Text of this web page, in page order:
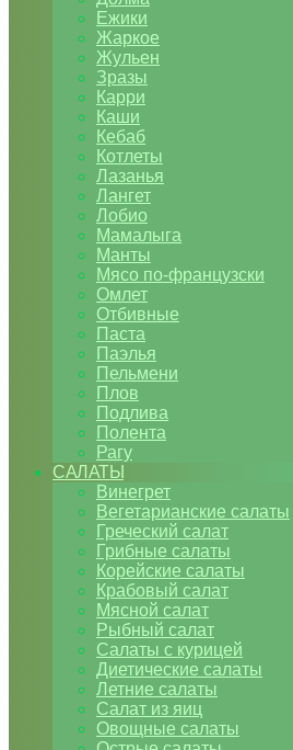
Ежики
Жаркое
Жульен
Зразы
Карри
Каши
Кебаб
Котлеты
Лазанья
Лангет
Лобио
Мамалыга
Манты
Мясо по-французски
Омлет
Отбивные
Паста
Паэлья
Пельмени
Плов
Подлива
Полента
Рагу
САЛАТЫ
Винегрет
Вегетарианские салаты
Греческий салат
Грибные салаты
Корейские салаты
Крабовый салат
Мясной салат
Рыбный салат
Салаты с курицей
Диетические салаты
Летние салаты
Салат из яиц
Овощные салаты